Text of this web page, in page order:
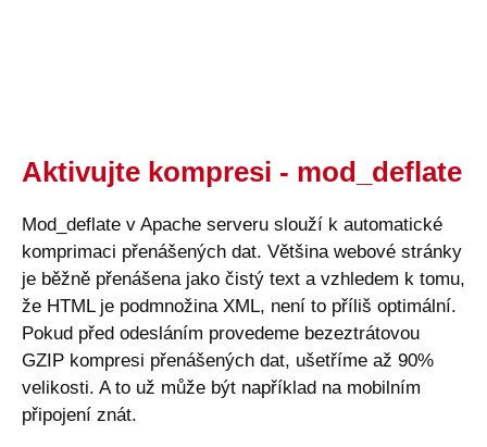
Aktivujte kompresi - mod_deflate
Mod_deflate v Apache serveru slouží k automatické
komprimaci přenášených dat. Většina webové stránky
je běžně přenášena jako čistý text a vzhledem k tomu,
že HTML je podmnožina XML, není to příliš optimální.
Pokud před odesláním provedeme bezeztrátovou
GZIP kompresi přenášených dat, ušetříme až 90%
velikosti. A to už může být například na mobilním
připojení znát.